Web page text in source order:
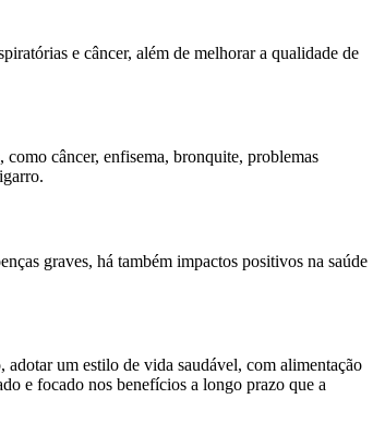
e câncer, além de melhorar a qualidade de
como câncer, enfisema, bronquite, problemas
graves, há também impactos positivos na saúde
um estilo de vida saudável, com alimentação
e focado nos benefícios a longo prazo que a